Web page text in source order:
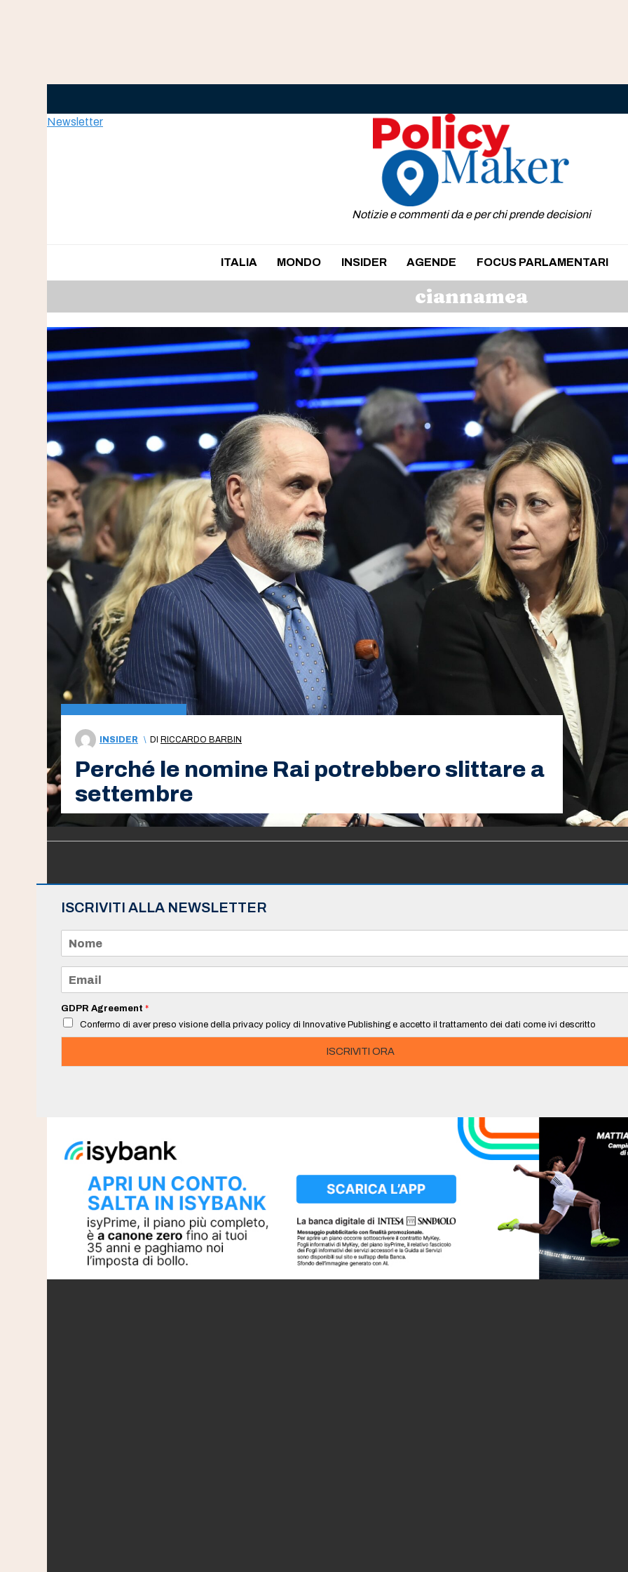
Newsletter
Notizie e commenti da e per chi prende decisioni
ITALIA MONDO INSIDER AGENDE FOCUS PARLAMENTARI
ciannamea
INSIDER \ DI RICCARDO BARBIN
Perché le nomine Rai potrebbero slittare a
settembre
ISCRIVITI ALLA NEWSLETTER
m
e
a
i
*
GDPR Agreement *
Confermo di aver preso visione della privacy policy di Innovative Publishing e accetto il trattamento dei dati come ivi descritto
ISCRIVITI ORA